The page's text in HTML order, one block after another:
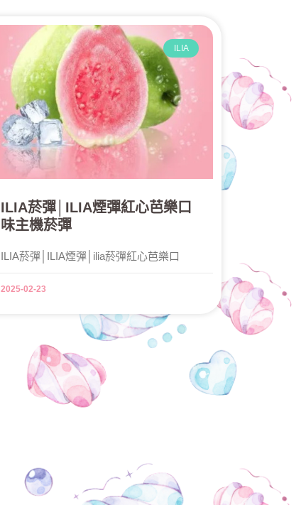
ILIA
ILIA菸彈│ILIA煙彈紅心芭樂口
味主機菸彈
ILIA菸彈│ILIA煙彈│ilia菸彈紅心芭樂口
2025-02-23